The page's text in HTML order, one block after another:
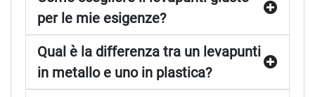
per le mie esigenze?
Qual è la differenza tra un levapunti
in metallo e uno in plastica?